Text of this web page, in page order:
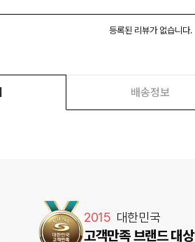
등록된 리뷰가 없습니다.
배송정보
2015 대한민국
고객만족 브랜드 대상